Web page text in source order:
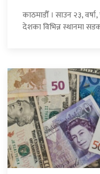
काठमाडौँ । साउन २३,
देशका विभिन्न स्थानमा